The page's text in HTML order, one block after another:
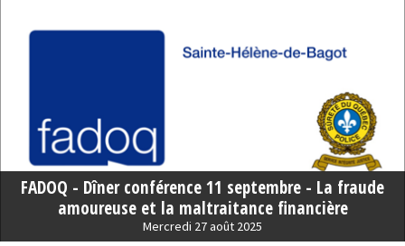
FADOQ - Dîner conférence 11 septembre - La fraude
amoureuse et la maltraitance financière
Mercredi 27 août 2025